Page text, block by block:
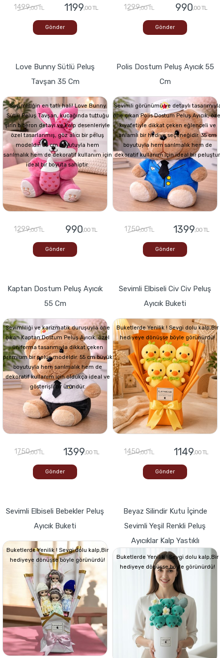
1499,00 TL 1199,00 TL
Gönder
1299,00 TL 990,00 TL
Gönder
Love Bunny Sütlü Peluş
Tavşan 35 Cm
Sevimliliğin en tatlı hali! Love Bunny
Sütlü Peluş Tavşan, kucağında tuttuğu
şirin biberon detayı ve kalp desenleriyle
özel tasarlanmış, göz alıcı bir peluş
modeldir. 35 cm boyutuyla hem
sarılmalık hem de dekoratif kullanım için
ideal bir boyuta sahiptir.
1299,00 TL 990,00 TL
Gönder
Polis Dostum Peluş Ayıcık 55
Cm
Sevimli görünümü ve detaylı
öne çıkan Polis Dostum Peluş Ayıcık,
kıyafetiyle dikkat çeken eğlenceli ve
anlamlı bir hediye seçeneğidir. 35 cm
boyutuyla hem sarılmalık hem de
dekoratif kullanım için ideal bir
1750,00 TL 1399,00 TL
Gönder
Kaptan Dostum Peluş Ayıcık
55 Cm
Sevimliliği ve karizmatik duruşuyla öne
çıkan Kaptan Dostum Peluş Ayıcık, özel
üniforma tasarımıyla dikkat çeken
premium bir peluş modeldir. 55 cm büyük
boyutuyla hem sarılmalık hem de
dekoratif kullanım için oldukça ideal ve
gösterişli bir üründür.
1750,00 TL 1399,00 TL
Gönder
Sevimli Elbiseli Civ Civ Peluş
Ayıcık Buketi
Buketlerde Yenilik ! Sevgi dolu kalp,Bir
hediyeye dönüşse böyle görünürdü!
1450,00 TL 1149,00 TL
Gönder
Sevimli Elbiseli Bebekler Peluş
Ayıcık Buketi
Buketlerde Yenilik ! Sevgi dolu kalp,Bir
hediyeye dönüşse böyle görünürdü!
Beyaz Silindir Kutu İçinde
Sevimli Yeşil Renkli Peluş
Ayıcıklar Kalp Yastıklı
Buketlerde Yenilik ! Sevgi dolu kalp,Bir
hediyeye dönüşse böyle görünürdü!